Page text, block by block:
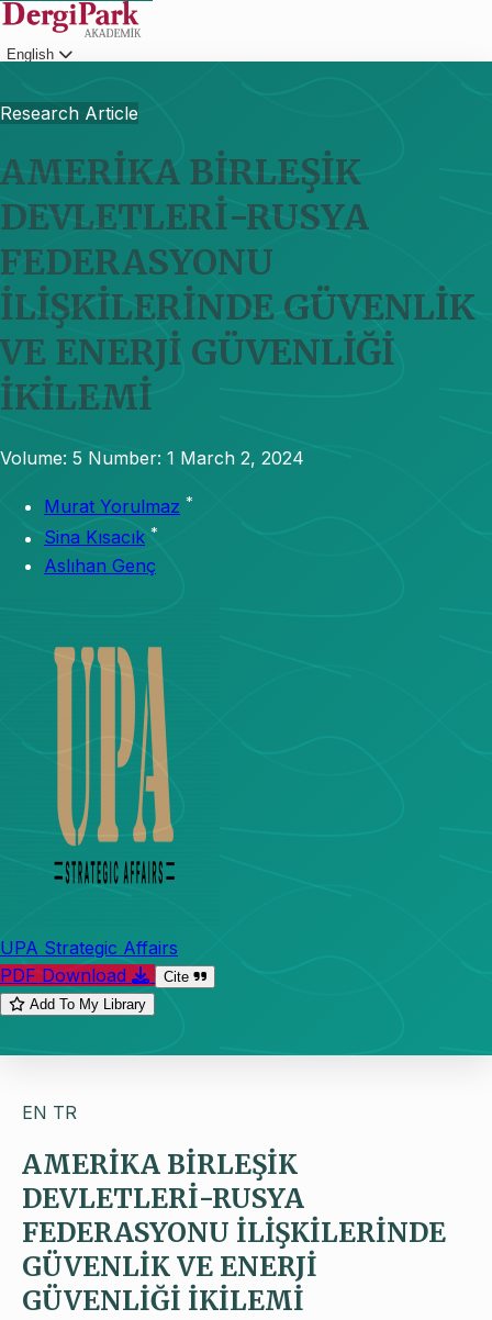
English
Research Article
AMERİKA BİRLEŞİK
DEVLETLERİ-RUSYA
FEDERASYONU
İLİŞKİLERİNDE GÜVENLİK
VE ENERJİ GÜVENLİĞİ
İKİLEMİ
Volume: 5 Number: 1 March 2, 2024
Murat Yorulmaz *
Sina Kısacık *
Aslıhan Genç
UPA Strategic Affairs
PDF Download
Cite
Add To My Library
EN TR
AMERİKA BİRLEŞİK
DEVLETLERİ-RUSYA
FEDERASYONU İLİŞKİLERİNDE
GÜVENLİK VE ENERJİ
GÜVENLİĞİ İKİLEMİ